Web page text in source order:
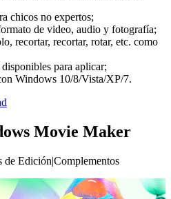
chicos no expertos;
de video, audio y fotografía;
recortar, recortar, rotar, etc. como
para aplicar;
Windows 10/8/Vista/XP/7.
Movie Maker
de Edición|Complementos